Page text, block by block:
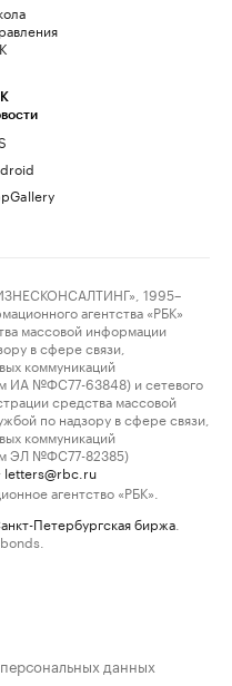
1995–
агентства «РБК»
массовой информации
в сфере связи,
коммуникаций
ИА №ФС77-63848) и сетевого
средства массовой
по надзору в сфере связи,
коммуникаций
ЭЛ №ФС77-82385)
letters@rbc.ru
агентство «РБК».
Петербургская биржа
данных